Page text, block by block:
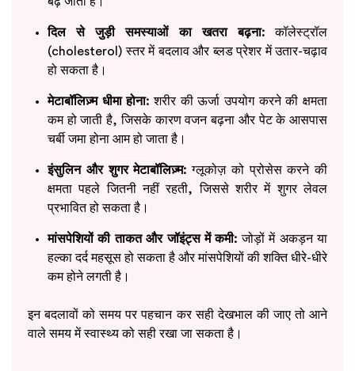
दिल से जुड़ी समस्याओं का खतरा बढ़ना:कॉलेस्ट्रॉल
(cholesterol) स्तर में बदलाव और ब्लड प्रेशर में उतार-चढ़ाव
हो सकता है।
मेटाबॉलिज़्म धीमा होना: शरीर की ऊर्जा उपयोग करने की क्षमता
कम हो जाती है, जिसके कारण वजन बढ़ना और पेट के आसपास
चर्बी जमा होना आम हो जाता है।
इंसुलिन और शुगर मेटाबॉलिज़्म: ग्लूकोज़ को प्रोसेस करने की
क्षमता पहले जितनी नहीं रहती, जिससे शरीर में शुगर लेवल
प्रभावित हो सकता है।
मांसपेशियों की ताकत और जॉइंट्स में कमी: जोड़ों में अकड़न या
हल्का दर्द महसूस हो सकता है और मांसपेशियों की शक्ति धीरे-धीरे
कम होने लगती है।
इन बदलावों को समय पर पहचान कर सही देखभाल की जाए तो आने
वाले समय में स्वास्थ्य को सही रखा जा सकता है।